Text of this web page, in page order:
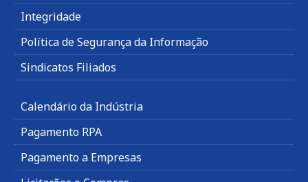
Integridade
Política de Segurança da Informação
Sindicatos Filiados
Calendário da Indústria
Pagamento RPA
Pagamento a Empresas